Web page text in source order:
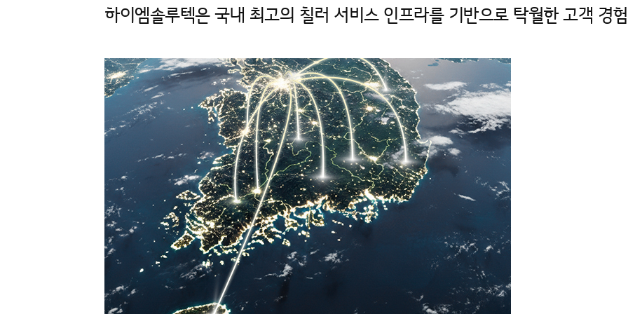
하이엠솔루텍은국내 최고의 칠러 서비스 인프라를 기반으로 탁월한 고객 경